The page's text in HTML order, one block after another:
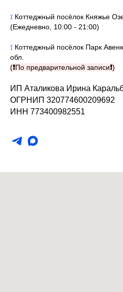
⟟ Коттеджный посёлок Княжье
(Ежедневно, 10:00 - 21:00)
⟟ Коттеджный посёлок Парк
обл.
(❗По предварительной записи❗)
ИП Аталикова Ирина
ОГРНИП 320774600209692
ИНН 773400982551